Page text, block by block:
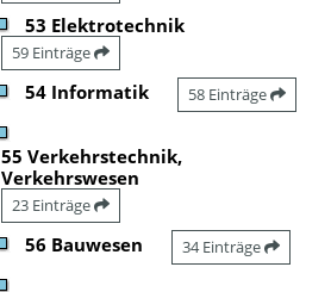
53 Elektrotechnik
59 Einträge
54 Informatik 58 Einträge
55 Verkehrstechnik,
Verkehrswesen
23 Einträge
56 Bauwesen 34 Einträge